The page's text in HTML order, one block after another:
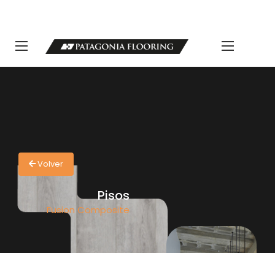
Viernes de 8 a 17 hs.
Volver
Pisos
Fusion Composite